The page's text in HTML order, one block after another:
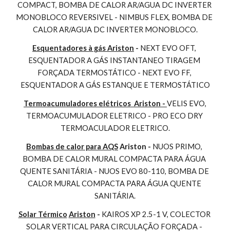
COMPACT, BOMBA DE CALOR AR/AGUA DC INVERTER
MONOBLOCO REVERSIVEL - NIMBUS FLEX, BOMBA DE
CALOR AR/AGUA DC INVERTER MONOBLOCO.
Esquentadores à gás Ariston - NEXT EVO OFT,
ESQUENTADOR A GÁS INSTANTANEO TIRAGEM
FORÇADA TERMOSTÁTICO - NEXT EVO FF,
ESQUENTADOR A GÁS ESTANQUE E TERMOSTÁTICO
Termoacumuladores elétricos  Ariston - VELIS EVO,
TERMOACUMULADOR ELETRICO - PRO ECO DRY
TERMOACULADOR ELETRICO.
Bombas de calor para AQS Ariston - NUOS PRIMO,
BOMBA DE CALOR MURAL COMPACTA PARA ÁGUA
QUENTE SANITÁRIA - NUOS EVO 80-110, BOMBA DE
CALOR MURAL COMPACTA PARA ÁGUA QUENTE
SANITÁRIA.
Solar Térmico Ariston - KAIROS XP 2.5-1 V, COLECTOR
SOLAR VERTICAL PARA CIRCULAÇÃO FORÇADA -